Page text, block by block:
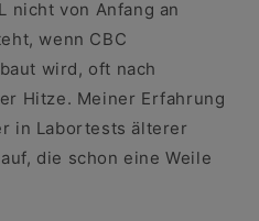
nicht von Anfang an
wenn CBC
wird, oft nach
Hitze. Meiner Erfahrung
in Labortests älterer
die schon eine Weile